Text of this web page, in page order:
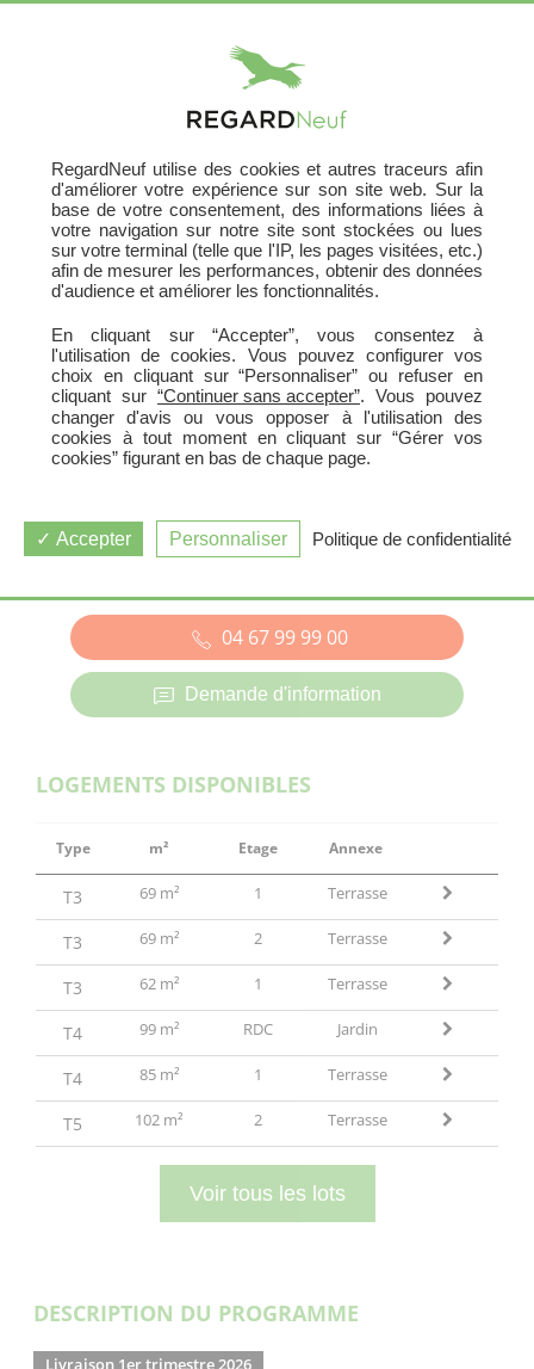
LE CLOS ST AGATHE
VALERGUES (34)
04 67 99 99 00
Demande d'information
LOGEMENTS DISPONIBLES
Type m² Etage Annexe
T3 69 m² 1 Terrasse
T3 69 m² 2 Terrasse
T3 62 m² 1 Terrasse
T4 99 m² RDC Jardin
T4 85 m² 1 Terrasse
T5 102 m² 2 Terrasse
Voir tous les lots
DESCRIPTION DU PROGRAMME
Livraison 1er trimestre 2026
RegardNeuf utilise des cookies et autres traceurs afin
d'améliorer votre expérience sur son site web. Sur la
base de votre consentement, des informations liées à
votre navigation sur notre site sont stockées ou lues
sur votre terminal (telle que l'IP, les pages visitées, etc.)
afin de mesurer les performances, obtenir des données
d'audience et améliorer les fonctionnalités.
En cliquant sur “Accepter”, vous consentez à
l'utilisation de cookies. Vous pouvez configurer vos
choix en cliquant sur “Personnaliser” ou refuser en
cliquant sur “Continuer sans accepter”. Vous pouvez
changer d'avis ou vous opposer à l'utilisation des
cookies à tout moment en cliquant sur “Gérer vos
cookies” figurant en bas de chaque page.
Accepter Personnaliser Politique de confidentialité